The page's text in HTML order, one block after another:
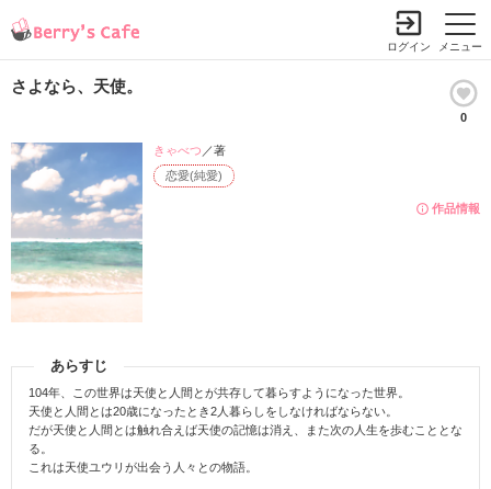
メニュー
ログイン
さよなら、天使。
0
作品情報
恋愛(純愛)
きゃべつ ／著
あらすじ
104年、この世界は天使と人間とが共存して暮らすようになった世界。
天使と人間とは20歳になったとき2人暮らしをしなければならない。
だが天使と人間とは触れ合えば天使の記憶は消え、また次の人生を歩むこととな
る。
これは天使ユウリが出会う人々との物語。